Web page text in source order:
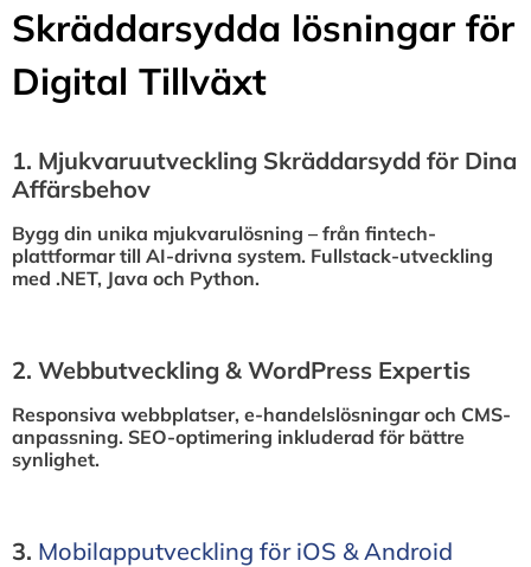
Skräddarsydda lösningar för
Digital Tillväxt
1.⁠ ⁠Mjukvaruutveckling Skräddarsydd för Dina
Affärsbehov
Bygg din unika mjukvarulösning – från fintech-
plattformar till AI-drivna system. Fullstack-utveckling
med .NET, Java och Python.
2.⁠ ⁠Webbutveckling & WordPress Expertis
Responsiva webbplatser, e-handelslösningar och CMS-
anpassning. SEO-optimering inkluderad för bättre
synlighet.
3.⁠ ⁠Mobilapputveckling för iOS & Android